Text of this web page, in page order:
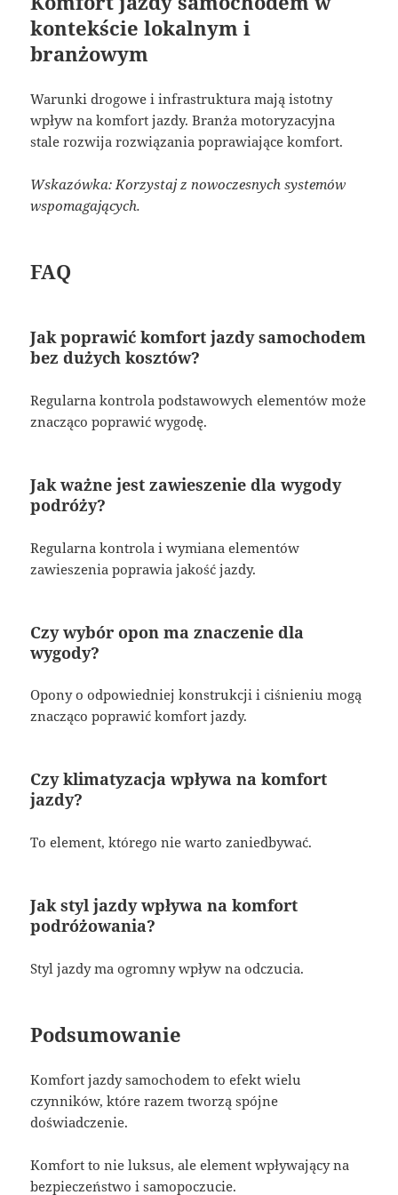
kontekście lokalnym i
branżowym
Warunki drogowe i infrastruktura mają istotny
wpływ na komfort jazdy. Branża motoryzacyjna
stale rozwija rozwiązania poprawiające komfort.
Wskazówka: Korzystaj z nowoczesnych systemów
wspomagających.
FAQ
Jak poprawić komfort jazdy samochodem
bez dużych kosztów?
Regularna kontrola podstawowych elementów może
znacząco poprawić wygodę.
Jak ważne jest zawieszenie dla wygody
podróży?
Regularna kontrola i wymiana elementów
zawieszenia poprawia jakość jazdy.
Czy wybór opon ma znaczenie dla
wygody?
Opony o odpowiedniej konstrukcji i ciśnieniu mogą
znacząco poprawić komfort jazdy.
Czy klimatyzacja wpływa na komfort
jazdy?
To element, którego nie warto zaniedbywać.
Jak styl jazdy wpływa na komfort
podróżowania?
Styl jazdy ma ogromny wpływ na odczucia.
Podsumowanie
Komfort jazdy samochodem to efekt wielu
czynników, które razem tworzą spójne
doświadczenie.
Komfort to nie luksus, ale element wpływający na
bezpieczeństwo i samopoczucie.